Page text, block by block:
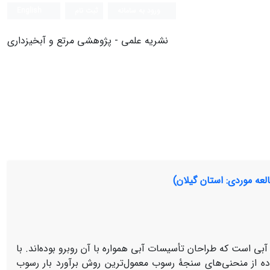
نشریه علمی - پژوهشی مرتع و آبخیزداری
موردی: استان گیلان)
است که طراحان تأسیسات آبی همواره با آن روبرو بوده‌اند. با
از منحنی‌های سنجۀ رسوب معمول‌ترین روش برآورد بار رسوب